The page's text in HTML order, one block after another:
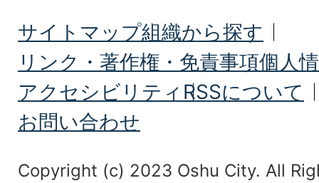
サイトマップ組織から探す
リンク・著作権・免責事項個人
アクセシビリティ RSSについて
お問い合わせ
Copyright (c) 2023 Oshu City. All